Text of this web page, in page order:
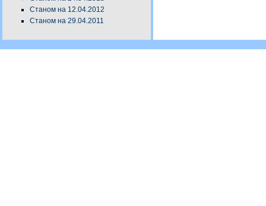
Станом на 12.04.2012
Станом на 29.04.2011